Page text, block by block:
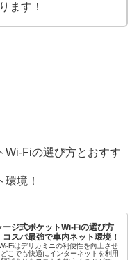
ます！
Wi-Fiの選び方とおすす
境！
ジ式ポケットWi-Fiの選び方
スパ最強で車内ネット環境！
Fiはデリカミニの利便性を向上させ
こでも快適にインターネットを利用